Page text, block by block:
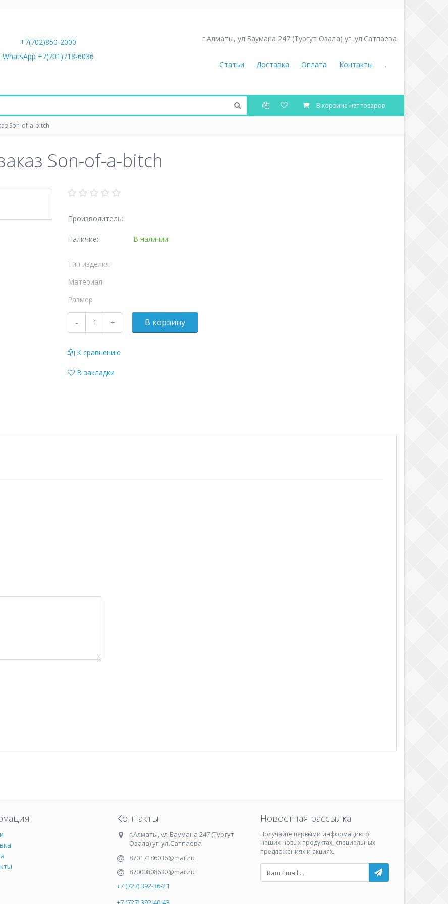
г.Алматы, ул.Баумана 247 (Тургут Озала) уг. ул.Сатпаева
Статьи Доставка Оплата Контакты .
+7(702)850-2000
WhatsApp +7(701)718-6036
В корзине нет товаров
Son-of-a-bitch
Son-of-a-bitch
Производитель:
Наличие: В наличии
Тип изделия
Материал
Размер
К сравнению
В закладки
Контакты
г.Алматы,ул.Баумана 247 (Тургут
Озала) уг. ул.Сатпаева
87017186036@mail.ru
87000808630@mail.ru
+7 (727) 392-36-21
Новостная рассылка
Получайте первыми информацию о
наших новых продуктах, специальных
предложениях и акциях.